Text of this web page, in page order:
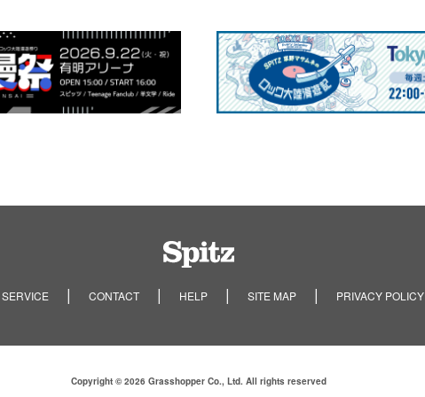
CONTACT HELP SITE MAP PRIVACY POLICY
Copyright © 2026 Grasshopper Co., Ltd. All rights reserved